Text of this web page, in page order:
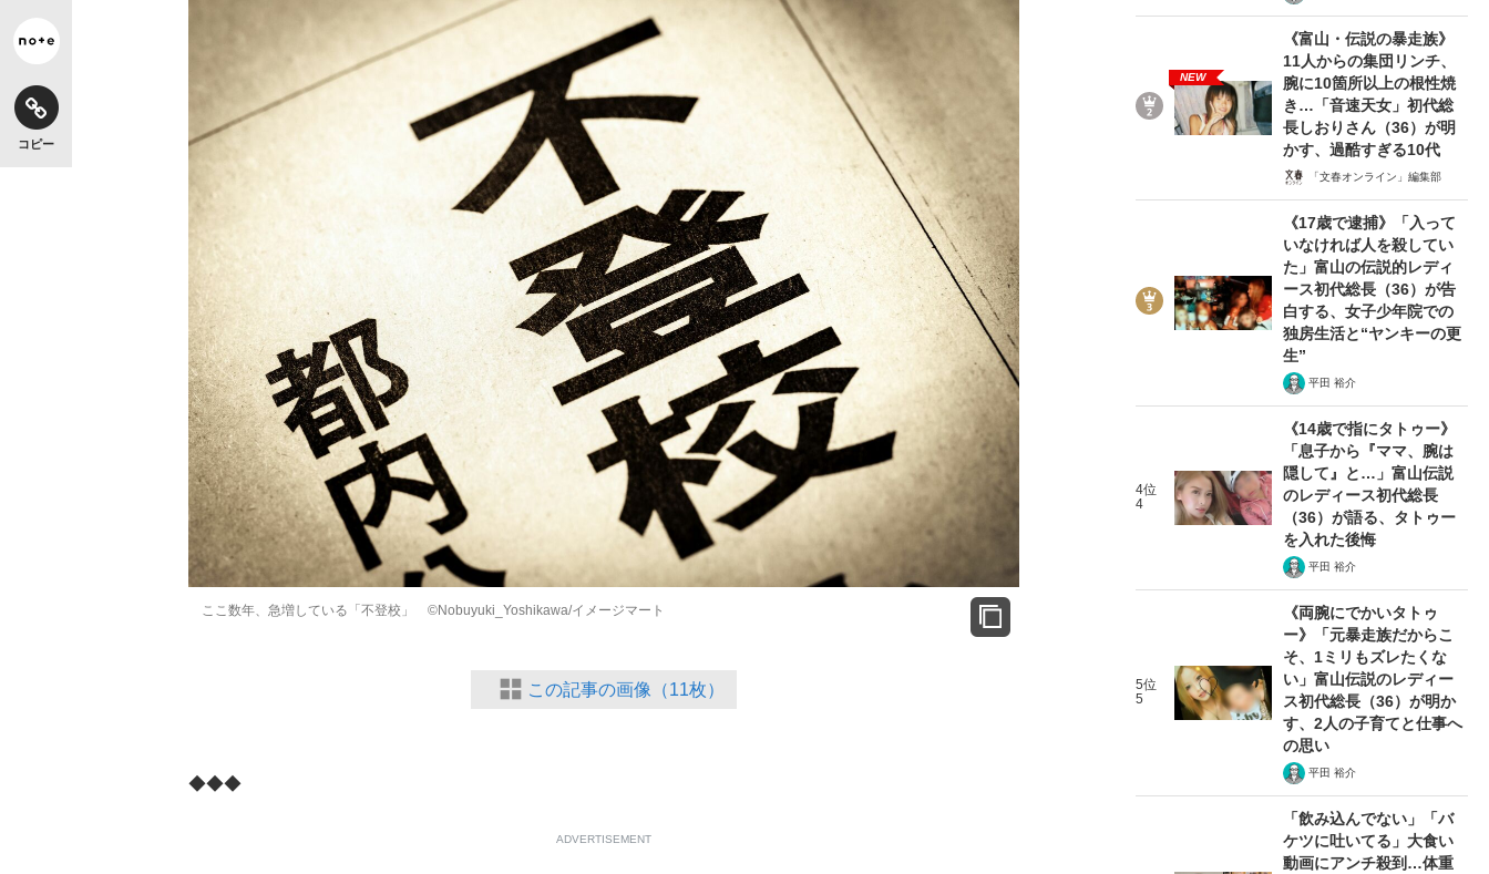
コピー
ここ数年、急増している「不登校」 ©Nobuyuki_Yoshikawa/イメージマート
この記事の画像（11枚）
◆◆◆
ADVERTISEMENT
NEW
《富山・伝説の暴走族》
11人からの集団リンチ、
腕に10箇所以上の根性焼
き…「音速天女」初代総
長しおりさん（36）が明
かす、過酷すぎる10代
「文春オンライン」編集部
《17歳で逮捕》「入って
いなければ人を殺してい
た」富山の伝説的レディ
ース初代総長（36）が告
白する、女子少年院での
独房生活と“ヤンキーの更
生”
平田 裕介
4位
4
《14歳で指にタトゥー》
「息子から『ママ、腕は
隠して』と…」富山伝説
のレディース初代総長
（36）が語る、タトゥー
を入れた後悔
平田 裕介
5位
5
《両腕にでかいタトゥ
ー》「元暴走族だからこ
そ、1ミリもズレたくな
い」富山伝説のレディー
ス初代総長（36）が明か
す、2人の子育てと仕事へ
の思い
平田 裕介
「飲み込んでない」「バ
ケツに吐いてる」大食い
動画にアンチ殺到…体重